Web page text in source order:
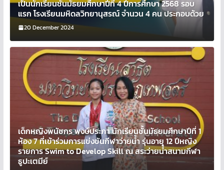
เป็นนักเรียนชั้นมัธยมศึกษาปีที่ 4 ปีการศึกษา 2568 รอบ
แรก โรงเรียนมหิดลวิทยานุสรณ์ จำนวน 4 คน ประกอบด้วย
20 December 2024
เด็กหญิงพนัชกร พงษ์ประภา นักเรียนชั้นมัธยมศึกษาปีที่ 1
ห้อง 7 ที่เข้าร่วมการแข่งขันกีฬาว่ายน้ำ รุ่นอายุ 12 ปีหญิง
รายการ Swim to Develop Skill ณ สระว่ายน้ำสนามกีฬา
ธูปะเตมีย์